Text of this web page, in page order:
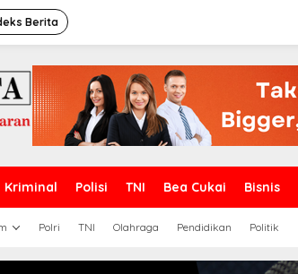
Berita
Kriminal Polisi TNI Bea Cukai Bisnis
Polri TNI Olahraga Pendidikan Politik